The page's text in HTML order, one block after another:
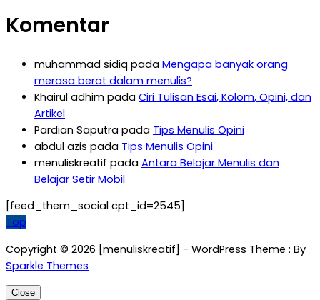
Komentar
muhammad sidiq pada Mengapa banyak orang
merasa berat dalam menulis?
Khairul adhim pada Ciri Tulisan Esai, Kolom, Opini, dan
Artikel
Pardian Saputra pada Tips Menulis Opini
abdul azis pada Tips Menulis Opini
menuliskreatif pada Antara Belajar Menulis dan
Belajar Setir Mobil
[feed_them_social cpt_id=2545]
Top
Copyright © 2026 [menuliskreatif] - WordPress Theme : By
Sparkle Themes
Close